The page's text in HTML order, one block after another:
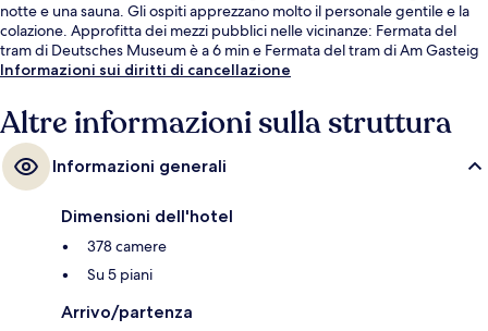
notte e una sauna. Gli ospiti apprezzano molto il personale gentile e la
colazione. Approfitta dei mezzi pubblici nelle vicinanze: Fermata del
tram di Deutsches Museum è a 6 min e Fermata del tram di Am Gasteig
a 6 min a piedi.
Informazioni sui diritti di cancellazione
Altre informazioni sulla struttura
Informazioni generali
Dimensioni dell'hotel
378 camere
Su 5 piani
Arrivo/partenza